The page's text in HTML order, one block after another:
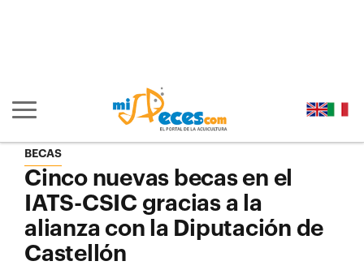
Mostrar/ocultar navegación principal
BECAS
Cinco nuevas becas en el
IATS-CSIC gracias a la
alianza con la Diputación de
Castellón